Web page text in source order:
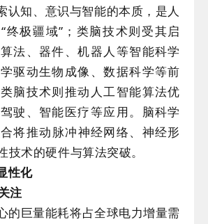
认知、意识与智能的本质，是人
终极疆域”；类脑技术则受其启
法、器件、机器人等智能科学
驱动生物成像、数据科学等前
脑技术则推动人工智能算法优
驶、智能医疗等应用。脑科学
将推动脉冲神经网络、神经形
技术的硬件与算法突破。
性化
注
的巨量能耗将占全球电力增量需